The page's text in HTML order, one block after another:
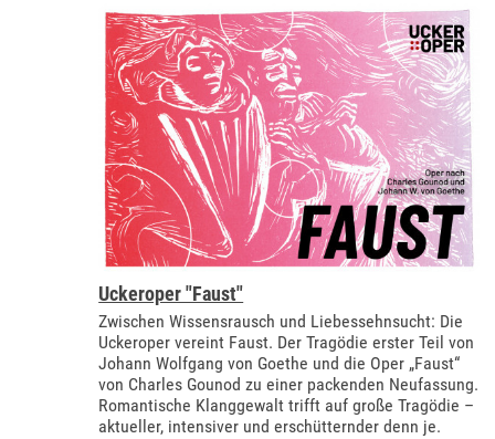
Uckeroper "Faust"
Zwischen Wissensrausch und Liebessehnsucht: Die
Uckeroper vereint Faust. Der Tragödie erster Teil von
Johann Wolfgang von Goethe und die Oper „Faust“
von Charles Gounod zu einer packenden Neufassung.
Romantische Klanggewalt trifft auf große Tragödie –
aktueller, intensiver und erschütternder denn je.